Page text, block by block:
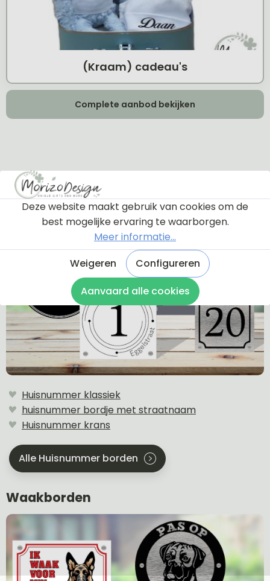
(Kraam) cadeau's
Complete aanbod bekijken
Huisnummer bordjes
Huisnummer klassiek
huisnummer bordje met straatnaam
Huisnummer krans
Alle Huisnummer borden
Waakborden
Deze website maakt gebruik van cookies om de
best mogelijke ervaring te waarborgen.
Meer informatie...
Weigeren
Configureren
Aanvaard alle cookies